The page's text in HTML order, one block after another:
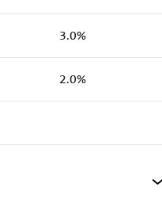
3.0%
2.0%